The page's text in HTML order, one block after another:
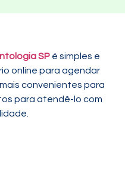
SP é simples e
online para agendar
convenientes para
para atendê-lo com